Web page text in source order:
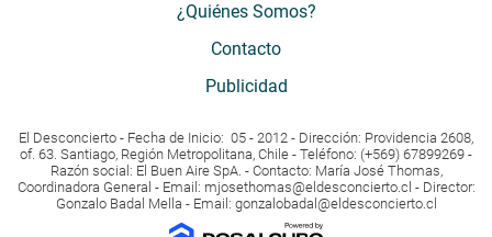
¿Quiénes Somos?
Contacto
Publicidad
El Desconcierto - Fecha de Inicio: 05 - 2012 - Dirección: Providencia 2608,
of. 63. Santiago, Región Metropolitana, Chile - Teléfono: (+569) 67899269 -
Razón social: El Buen Aire SpA. - Contacto: María José Thomas,
Coordinadora General - Email: mjosethomas@eldesconcierto.cl - Director:
Gonzalo Badal Mella - Email: gonzalobadal@eldesconcierto.cl